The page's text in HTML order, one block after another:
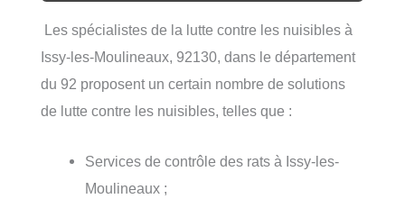
Les spécialistes de la lutte contre les nuisibles à
Issy-les-Moulineaux, 92130, dans le département
du 92 proposent un certain nombre de solutions
de lutte contre les nuisibles, telles que :
Services de contrôle des rats à Issy-les-
Moulineaux ;